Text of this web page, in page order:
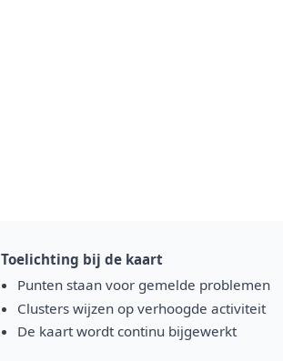
Toelichting bij de kaart
Punten staan voor gemelde problemen
Clusters wijzen op verhoogde activiteit
De kaart wordt continu bijgewerkt